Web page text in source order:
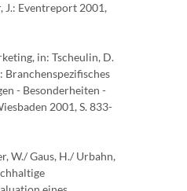
J.: Eventreport 2001,
in: Tscheulin, D.
Branchenspezifisches
- Besonderheiten -
2001, S. 833-
W./ Gaus, H./ Urbahn,